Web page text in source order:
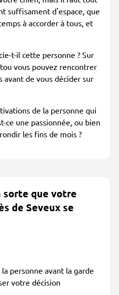
suffisament d'espace, que
à accorder à tous, et
t-il cette personne ? Sur
vous pouvez rencontrer
avant de vous décider sur
de la personne qui
ce une passionnée, ou bien
les fins de mois ?
sorte que votre
de Seveux se
personne avant la garde
votre décision